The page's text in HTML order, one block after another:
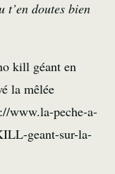
t’en doutes bien
kill géant en
la mêlée
www.la-peche-a-
geant-sur-la-